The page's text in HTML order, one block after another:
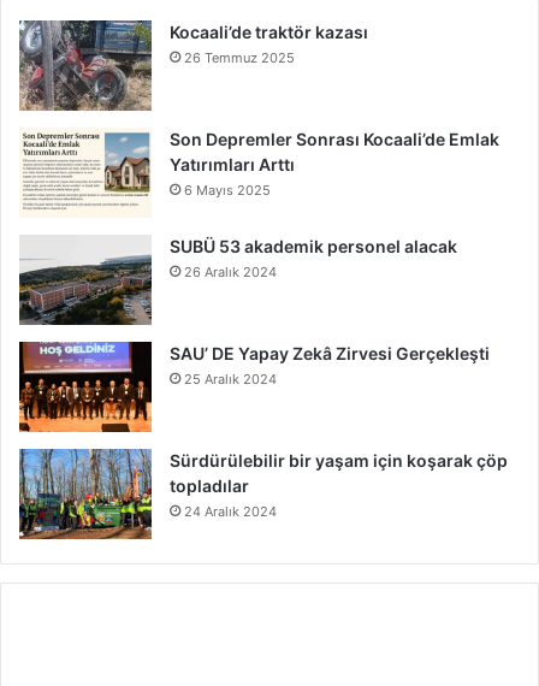
Kocaali’de traktör kazası
26 Temmuz 2025
Son Depremler Sonrası Kocaali’de Emlak
Yatırımları Arttı
6 Mayıs 2025
SUBÜ 53 akademik personel alacak
26 Aralık 2024
SAU’ DE Yapay Zekâ Zirvesi Gerçekleşti
25 Aralık 2024
Sürdürülebilir bir yaşam için koşarak çöp
topladılar
24 Aralık 2024